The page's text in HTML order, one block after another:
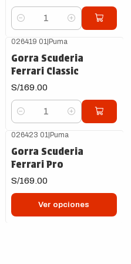
Cantidad
026419 01 Puma
Gorra Scuderia
Ferrari Classic
S/169.00
Cantidad
026423 01 Puma
Gorra Scuderia
Ferrari Pro
S/169.00
Ver opciones